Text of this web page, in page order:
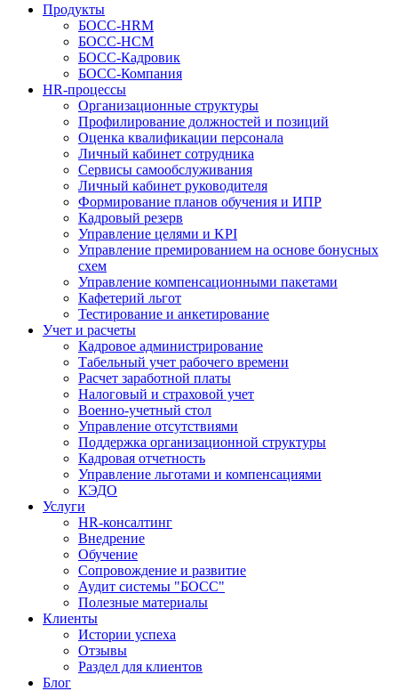
Продукты
БОСС-HRM
БОСС-HCM
БОСС-Кадровик
БОСС-Компания
HR-процессы
Организационные структуры
Профилирование должностей и позиций
Оценка квалификации персонала
Личный кабинет сотрудника
Сервисы самообслуживания
Личный кабинет руководителя
Формирование планов обучения и ИПР
Кадровый резерв
Управление целями и KPI
Управление премированием на основе бонусных
схем
Управление компенсационными пакетами
Кафетерий льгот
Тестирование и анкетирование
Учет и расчеты
Кадровое администрирование
Табельный учет рабочего времени
Расчет заработной платы
Налоговый и страховой учет
Военно-учетный стол
Управление отсутствиями
Поддержка организационной структуры
Кадровая отчетность
Управление льготами и компенсациями
КЭДО
Услуги
HR-консалтинг
Внедрение
Обучение
Сопровождение и развитие
Аудит системы "БОСС"
Полезные материалы
Клиенты
Истории успеха
Отзывы
Раздел для клиентов
Блог